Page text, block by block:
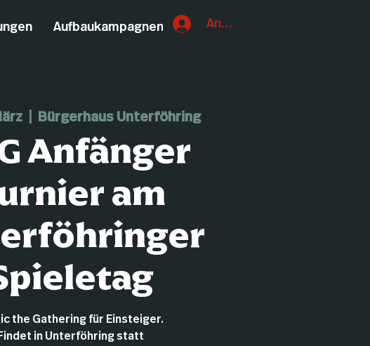
Aufbaukampagnen Anmelden
Bürgerhaus Unterföhring
Anfänger
am
the Gathering für Einsteiger.
Findet in Unterföhring statt